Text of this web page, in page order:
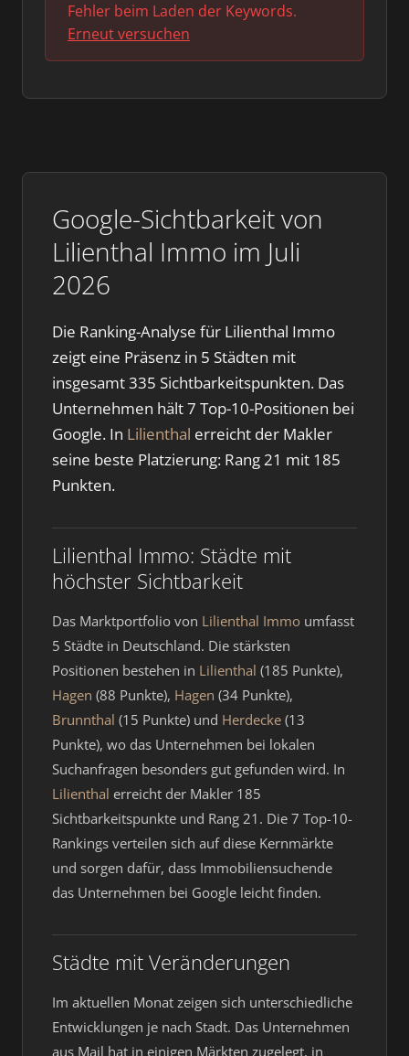
Google-Sichtbarkeit von
Lilienthal Immo im Juli
2026
Die Ranking-Analyse für Lilienthal Immo
zeigt eine Präsenz in 5 Städten mit
insgesamt 335 Sichtbarkeitspunkten. Das
Unternehmen hält 7 Top-10-Positionen bei
Google. In Lilienthal erreicht der Makler
seine beste Platzierung: Rang 21 mit 185
Punkten.
Lilienthal Immo: Städte mit
höchster Sichtbarkeit
Das Marktportfolio von Lilienthal Immo umfasst
5 Städte in Deutschland. Die stärksten
Positionen bestehen in Lilienthal (185 Punkte),
Hagen (88 Punkte), Hagen (34 Punkte),
Brunnthal (15 Punkte) und Herdecke (13
Punkte), wo das Unternehmen bei lokalen
Suchanfragen besonders gut gefunden wird. In
Lilienthal erreicht der Makler 185
Sichtbarkeitspunkte und Rang 21. Die 7 Top-10-
Rankings verteilen sich auf diese Kernmärkte
und sorgen dafür, dass Immobiliensuchende
das Unternehmen bei Google leicht finden.
Städte mit Veränderungen
Im aktuellen Monat zeigen sich unterschiedliche
Entwicklungen je nach Stadt. Das Unternehmen
aus Mail hat in einigen Märkten zugelegt, in
Fehler beim Laden der Keywords.
Erneut versuchen